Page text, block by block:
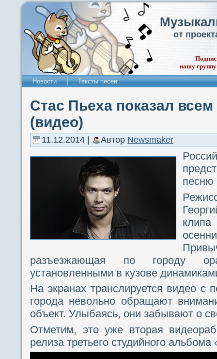
от
нашу
Новости Тексты песен
Стас Пьеха показал
(видео)
11.12.2014 | Автор Newsmaker
песню
клипа
разъезжающая по городу
установленными в кузове
На экранах транслируется видео
города невольно обращают
объект. Улыбаясь, они забывают о
Отметим, это уже вторая
релиза третьего студийного альбома